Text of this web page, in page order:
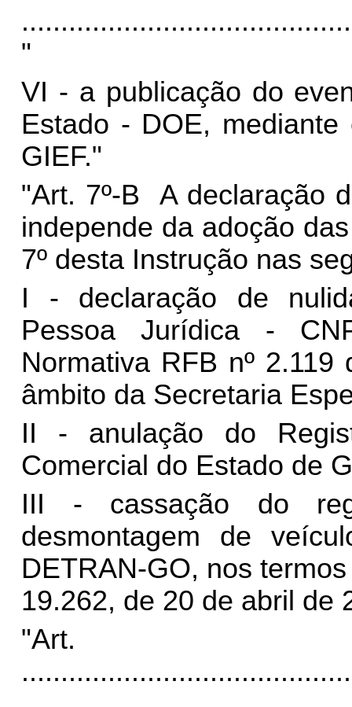
"
VI - a publicação do
Estado - DOE,
GIEF."
"Art. 7º-B A declaração
independe da adoção
7º desta Instrução nas
I - declaração de
Pessoa Jurídica -
Normativa RFB nº
âmbito da Secretaria
II - anulação do
Comercial do Estado de
III - cassação do
desmontagem de
DETRAN-GO, nos
19.262, de 20 de abril de